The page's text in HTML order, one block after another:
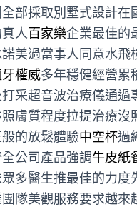
部採取別墅式設計在
人百家樂企業最佳的
美過當事人同意水飛
權威多年穩健經營累
采超音波治療儀通過
照膚質程度拉提治療沒
的放鬆體驗中空杯過
公司產品強調牛皮紙
多醫生推最佳的力度
隊美觀服務要求越來